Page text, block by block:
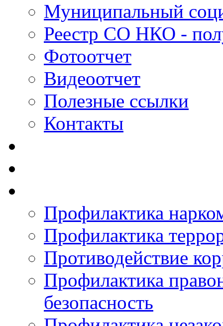
Муниципальный
Реестр СО НКО -
Фотоотчет
Видеоотчет
Полезные ссылки
Контакты
Профилактика
Профилактика
Противодействие
Профилактика
безопасность